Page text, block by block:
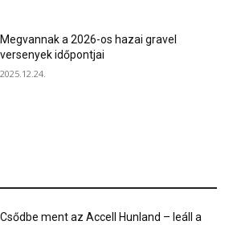
Megvannak a 2026-os hazai gravel
versenyek időpontjai
2025.12.24.
Csődbe ment az Accell Hunland – leáll a